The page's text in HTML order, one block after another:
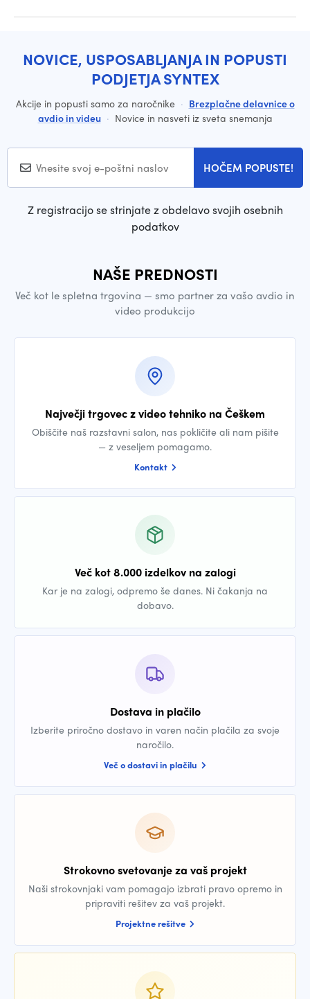
NOVICE, USPOSABLJANJA IN POPUSTI
PODJETJA SYNTEX
Akcije in popusti samo za naročnike · Brezplačne delavnice o
avdio in videu · Novice in nasveti iz sveta snemanja
HOČEM POPUSTE!
Z registracijo se strinjate z obdelavo svojih osebnih
podatkov
NAŠE PREDNOSTI
Več kot le spletna trgovina — smo partner za vašo avdio in
video produkcijo
Največji trgovec z video tehniko na Češkem
Obiščite naš razstavni salon, nas pokličite ali nam pišite
— z veseljem pomagamo.
Kontakt
Več kot 8.000 izdelkov na zalogi
Kar je na zalogi, odpremo še danes. Ni čakanja na
dobavo.
Dostava in plačilo
Izberite priročno dostavo in varen način plačila za svoje
naročilo.
Več o dostavi in plačilu
Strokovno svetovanje za vaš projekt
Naši strokovnjaki vam pomagajo izbrati pravo opremo in
pripraviti rešitev za vaš projekt.
Projektne rešitve